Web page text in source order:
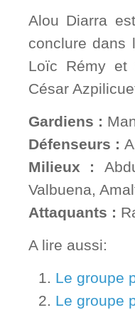
Alou Diarra
conclure dans
Loïc Rémy et
César
Gardiens :
Défenseurs :
Milieux :
Valbuena,
Attaquants :
A lire aussi:
Le groupe
Le groupe